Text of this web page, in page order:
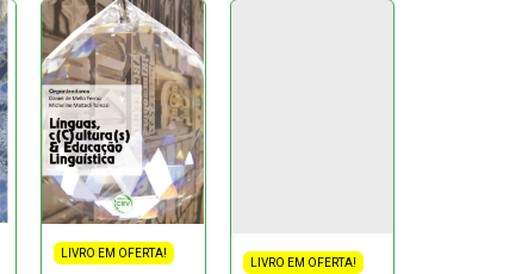
LIVRO EM OFERTA!
LIVRO EM OFERTA!